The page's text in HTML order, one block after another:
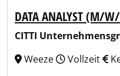
DATA ANALYST (M/
CITTI
Weeze
Vollzeit